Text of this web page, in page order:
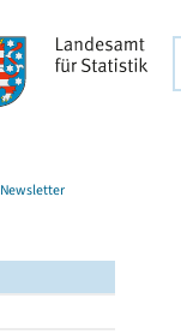
Newsletter